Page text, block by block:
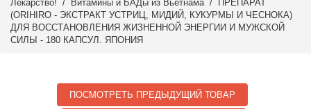
Лекарство! / Витамины и БАДы из Вьетнама/ ПРЕПАРАТ
(ORIHIRO - ЭКСТРАКТ УСТРИЦ, МИДИЙ, КУКУРМЫ И ЧЕСНОКА)
ДЛЯ ВОССТАНОВЛЕНИЯ ЖИЗНЕННОЙ ЭНЕРГИИ И МУЖСКОЙ
СИЛЫ - 180 КАПСУЛ. ЯПОНИЯ
ПОСМОТРЕТЬ ПРЕДЫДУЩИЙ ТОВАР